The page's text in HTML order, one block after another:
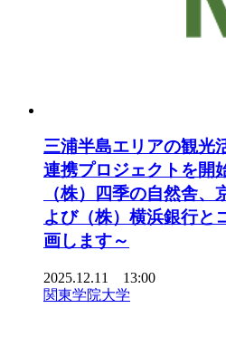
三浦半島エリアの観光
連携プロジェクトを開
（株）四季の自然舎
よび（株）横浜銀行と
画します～
2025.12.11 13:00
関東学院大学